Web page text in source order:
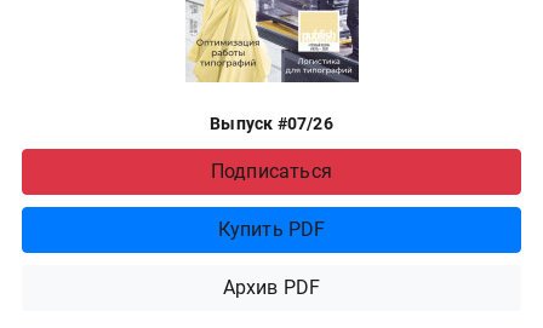
Выпуск #07/26
Подписаться
Купить PDF
Архив PDF